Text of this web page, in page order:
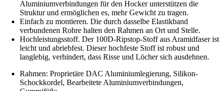
Aluminiumverbindungen für den Hocker unterstützen die
Struktur und ermöglichen es, mehr Gewicht zu tragen.
Einfach zu montieren. Die durch dasselbe Elastikband
verbundenen Rohre halten den Rahmen an Ort und Stelle.
Hochleistungsstoff. Der 100D-Ripstop-Stoff aus Aramidfaser ist
leicht und abriebfest. Dieser hochfeste Stoff ist robust und
langlebig, verhindert, dass Risse und Löcher sich ausdehnen.
Rahmen: Proprietäre DAC Aluminiumlegierung, Silikon-
Schockkordel, Bearbeitete Aluminiumverbindungen,